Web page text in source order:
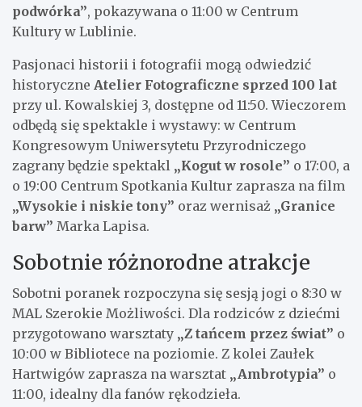
podwórka”, pokazywana o 11:00 w Centrum
Kultury w Lublinie.
Pasjonaci historii i fotografii mogą odwiedzić
historyczne Atelier Fotograficzne sprzed 100 lat
przy ul. Kowalskiej 3, dostępne od 11:50. Wieczorem
odbędą się spektakle i wystawy: w Centrum
Kongresowym Uniwersytetu Przyrodniczego
zagrany będzie spektakl „Kogut w rosole” o 17:00, a
o 19:00 Centrum Spotkania Kultur zaprasza na film
„Wysokie i niskie tony” oraz wernisaż „Granice
barw” Marka Lapisa.
Sobotnie różnorodne atrakcje
Sobotni poranek rozpoczyna się sesją jogi o 8:30 w
MAL Szerokie Możliwości. Dla rodziców z dziećmi
przygotowano warsztaty „Z tańcem przez świat” o
10:00 w Bibliotece na poziomie. Z kolei Zaułek
Hartwigów zaprasza na warsztat „Ambrotypia” o
11:00, idealny dla fanów rękodzieła.